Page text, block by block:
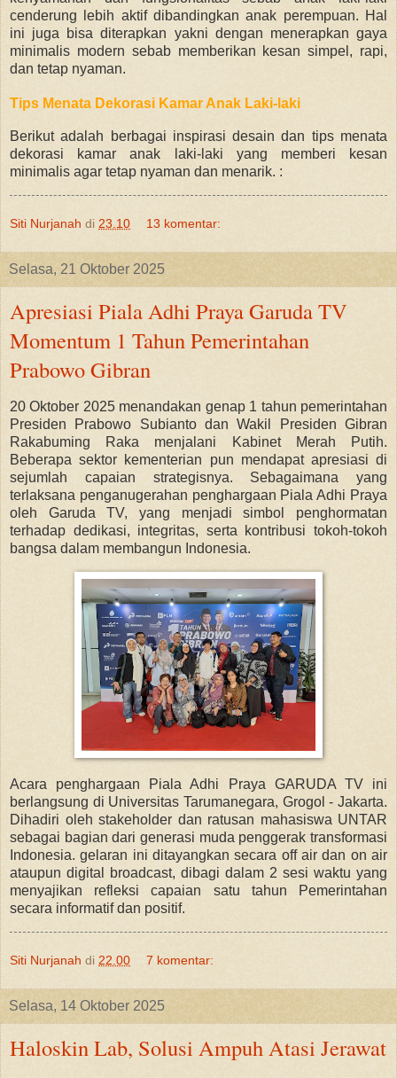
cenderung lebih aktif dibandingkan anak perempuan. Hal
ini juga bisa diterapkan yakni dengan menerapkan gaya
minimalis modern sebab memberikan kesan simpel, rapi,
dan tetap nyaman.
Tips Menata Dekorasi Kamar Anak Laki-laki
Berikut adalah berbagai inspirasi desain dan tips menata
dekorasi kamar anak laki-laki yang memberi kesan
minimalis agar tetap nyaman dan menarik. :
Siti Nurjanah di 23.10 13 komentar:
Selasa, 21 Oktober 2025
Apresiasi Piala Adhi Praya Garuda TV
Momentum 1 Tahun Pemerintahan
Prabowo Gibran
20 Oktober 2025 menandakan genap 1 tahun pemerintahan
Presiden Prabowo Subianto dan Wakil Presiden Gibran
Rakabuming Raka menjalani Kabinet Merah Putih.
Beberapa sektor kementerian pun mendapat apresiasi di
sejumlah capaian strategisnya. Sebagaimana yang
terlaksana penganugerahan penghargaan Piala Adhi Praya
oleh Garuda TV, yang menjadi simbol penghormatan
terhadap dedikasi, integritas, serta kontribusi tokoh-tokoh
bangsa dalam membangun Indonesia.
Acara penghargaan Piala Adhi Praya GARUDA TV ini
berlangsung di Universitas Tarumanegara, Grogol - Jakarta.
Dihadiri oleh stakeholder dan ratusan mahasiswa UNTAR
sebagai bagian dari generasi muda penggerak transformasi
Indonesia. gelaran ini ditayangkan secara off air dan on air
ataupun digital broadcast, dibagi dalam 2 sesi waktu yang
menyajikan refleksi capaian satu tahun Pemerintahan
secara informatif dan positif.
Siti Nurjanah di 22.00 7 komentar:
Selasa, 14 Oktober 2025
Haloskin Lab, Solusi Ampuh Atasi Jerawat